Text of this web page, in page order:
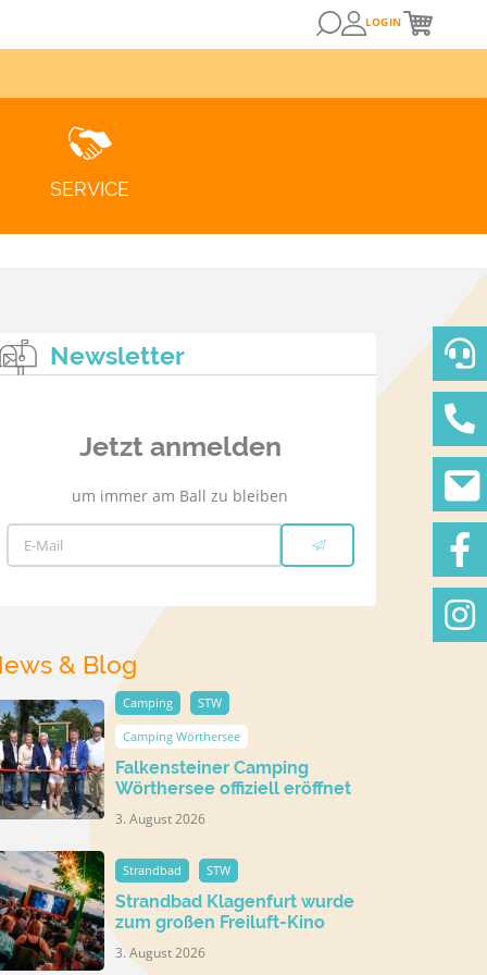
LOGIN
SERVICE
Newsletter
Jetzt anmelden
um immer am Ball zu bleiben
E-Mail
& Blog
Camping STW
Camping Wörthersee
Falkensteiner Camping
Wörthersee offiziell eröffnet
3. August 2026
Strandbad STW
Strandbad Klagenfurt wurde
zum großen Freiluft-Kino
3. August 2026